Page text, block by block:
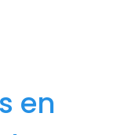
en